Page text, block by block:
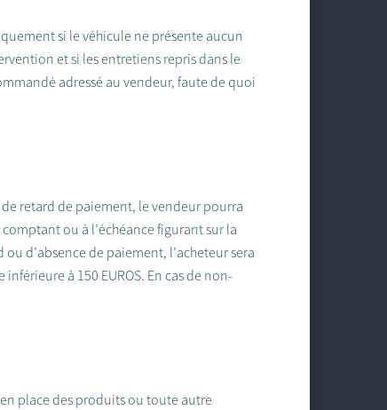
si le véhicule ne présente aucun
et si les entretiens repris dans le
adressé au vendeur, faute de quoi
retard de paiement, le vendeur pourra
ou à l’échéance figurant sur la
d’absence de paiement, l’acheteur sera
à 150 EUROS. En cas de non-
place des produits ou toute autre